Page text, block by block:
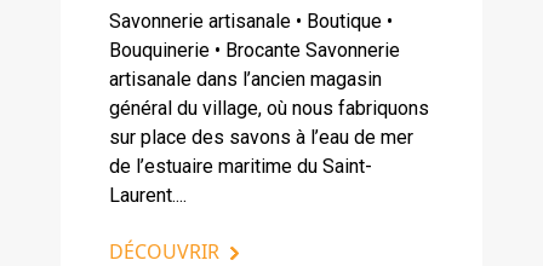
Savonnerie artisanale • Boutique •
Bouquinerie • Brocante Savonnerie
artisanale dans l’ancien magasin
général du village, où nous fabriquons
sur place des savons à l’eau de mer
de l’estuaire maritime du Saint-
Laurent....
DÉCOUVRIR